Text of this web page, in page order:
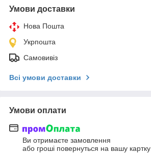
Умови доставки
Нова Пошта
Укрпошта
Самовивіз
Всі умови доставки
Умови оплати
Ви отримаєте замовлення
або гроші повернуться на вашу картку